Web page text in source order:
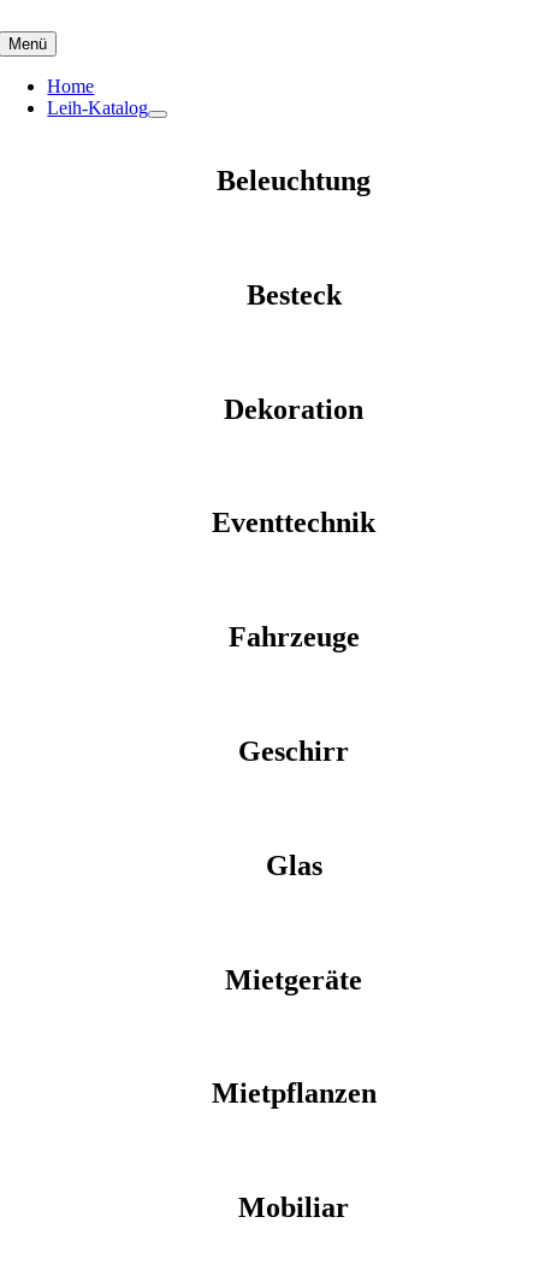
to
content
Menü
Home
Leih-Katalog
Beleuchtung
Besteck
Dekoration
Eventtechnik
Fahrzeuge
Geschirr
Glas
Mietgeräte
Mietpflanzen
Mobiliar